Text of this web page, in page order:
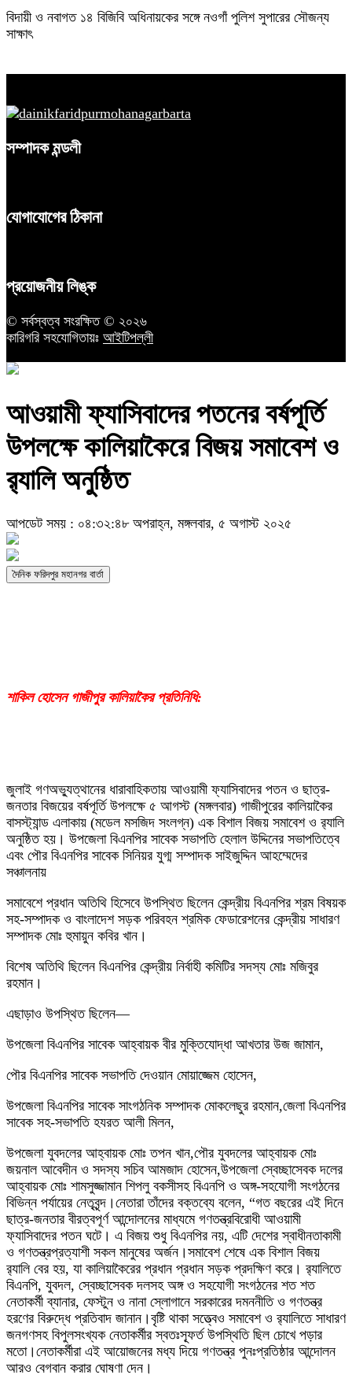
বিদায়ী ও নবাগত ১৪ বিজিবি অধিনায়কের সঙ্গে নওগাঁ পুলিশ সুপারের সৌজন্য
সাক্ষাৎ
সম্পাদক মন্ডলী
যোগাযোগের ঠিকানা
প্রয়োজনীয় লিঙ্ক
© সর্বস্বত্ব সংরক্ষিত © ২০২৬
কারিগরি সহযোগিতায়ঃ আইটিপল্লী
আওয়ামী ফ্যাসিবাদের পতনের বর্ষপূর্তি
উপলক্ষে কালিয়াকৈরে বিজয় সমাবেশ ও
র‍্যালি অনুষ্ঠিত
আপডেট সময় : ০৪:৩২:৪৮ অপরাহ্ন, মঙ্গলবার, ৫ অগাস্ট ২০২৫
দৈনিক ফরিদপুর মহানগর বার্তা
শাকিল হোসেন গাজীপুর কালিয়াকৈর প্রতিনিধি:
জুলাই গণঅভ্যুত্থানের ধারাবাহিকতায় আওয়ামী ফ্যাসিবাদের পতন ও ছাত্র-
জনতার বিজয়ের বর্ষপূর্তি উপলক্ষে ৫ আগস্ট (মঙ্গলবার) গাজীপুরের কালিয়াকৈর
বাসস্ট্যান্ড এলাকায় (মডেল মসজিদ সংলগ্ন) এক বিশাল বিজয় সমাবেশ ও র‍্যালি
অনুষ্ঠিত হয়। উপজেলা বিএনপির সাবেক সভাপতি হেলাল উদ্দিনের সভাপতিত্বে
এবং পৌর বিএনপির সাবেক সিনিয়র যুগ্ম সম্পাদক সাইজুদ্দিন আহম্মেদের
সঞ্চালনায়
সমাবেশে প্রধান অতিথি হিসেবে উপস্থিত ছিলেন কেন্দ্রীয় বিএনপির শ্রম বিষয়ক
সহ-সম্পাদক ও বাংলাদেশ সড়ক পরিবহন শ্রমিক ফেডারেশনের কেন্দ্রীয় সাধারণ
সম্পাদক মোঃ হুমায়ুন কবির খান।
বিশেষ অতিথি ছিলেন বিএনপির কেন্দ্রীয় নির্বাহী কমিটির সদস্য মোঃ মজিবুর
রহমান।
এছাড়াও উপস্থিত ছিলেন—
উপজেলা বিএনপির সাবেক আহ্বায়ক বীর মুক্তিযোদ্ধা আখতার উজ জামান,
পৌর বিএনপির সাবেক সভাপতি দেওয়ান মোয়াজ্জেম হোসেন,
উপজেলা বিএনপির সাবেক সাংগঠনিক সম্পাদক মোকলেছুর রহমান,জেলা বিএনপির
সাবেক সহ-সভাপতি হযরত আলী মিলন,
উপজেলা যুবদলের আহ্বায়ক মোঃ তপন খান,পৌর যুবদলের আহ্বায়ক মোঃ
জয়নাল আবেদীন ও সদস্য সচিব আমজাদ হোসেন,উপজেলা স্বেচ্ছাসেবক দলের
আহ্বায়ক মোঃ শামসুজ্জামান শিপলু বকসীসহ বিএনপি ও অঙ্গ-সহযোগী সংগঠনের
বিভিন্ন পর্যায়ের নেতৃবৃন্দ।নেতারা তাঁদের বক্তব্যে বলেন, “গত বছরের এই দিনে
ছাত্র-জনতার বীরত্বপূর্ণ আন্দোলনের মাধ্যমে গণতন্ত্রবিরোধী আওয়ামী
ফ্যাসিবাদের পতন ঘটে। এ বিজয় শুধু বিএনপির নয়, এটি দেশের স্বাধীনতাকামী
ও গণতন্ত্রপ্রত্যাশী সকল মানুষের অর্জন।সমাবেশ শেষে এক বিশাল বিজয়
র‍্যালি বের হয়, যা কালিয়াকৈরের প্রধান প্রধান সড়ক প্রদক্ষিণ করে। র‍্যালিতে
বিএনপি, যুবদল, স্বেচ্ছাসেবক দলসহ অঙ্গ ও সহযোগী সংগঠনের শত শত
নেতাকর্মী ব্যানার, ফেস্টুন ও নানা স্লোগানে সরকারের দমননীতি ও গণতন্ত্র
হরণের বিরুদ্ধে প্রতিবাদ জানান।বৃষ্টি থাকা সত্ত্বেও সমাবেশ ও র‍্যালিতে সাধারণ
জনগণসহ বিপুলসংখ্যক নেতাকর্মীর স্বতঃস্ফূর্ত উপস্থিতি ছিল চোখে পড়ার
মতো।নেতাকর্মীরা এই আয়োজনের মধ্য দিয়ে গণতন্ত্র পুনঃপ্রতিষ্ঠার আন্দোলন
আরও বেগবান করার ঘোষণা দেন।